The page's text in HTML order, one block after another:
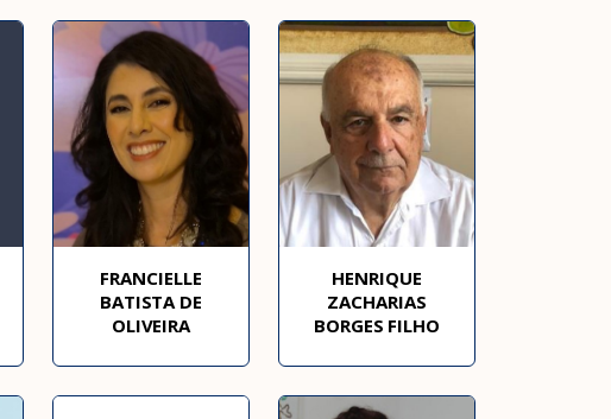
FRANCIELLE
BATISTA DE
OLIVEIRA
HENRIQUE
ZACHARIAS
BORGES FILHO